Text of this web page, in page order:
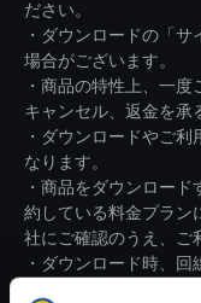
ださい。
・ダウンロードの「
場合がございます。
・商品の特性上、一
キャンセル、返金を承
・ダウンロードやご
なります。
・商品をダウンロー
約している料金プラン
社にご確認のうえ、ご
・ダウンロード時、